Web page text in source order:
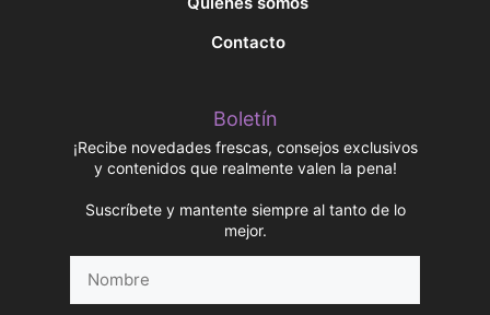
Contacto
Boletín
¡Recibe novedades frescas, consejos exclusivos
y contenidos que realmente valen la pena!
Suscríbete y mantente siempre al tanto de lo
mejor.